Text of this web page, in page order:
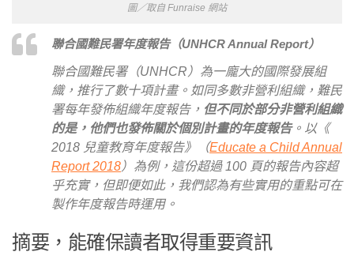
圖／取自 Funraise 網站
聯合國難民署年度報告（UNHCR Annual Report）
聯合國難民署（UNHCR）為一龐大的國際發展組
織，推行了數十項計畫。如同多數非營利組織，難民
署每年發佈組織年度報告， 但不同於部分非營利組織
的是，他們也發佈關於個別計畫的年度報告。以《
2018 兒童教育年度報告》（Educate a Child Annual
Report 2018）為例，這份超過 100 頁的報告內容超
乎充實，但即便如此，我們認為有些實用的重點可在
製作年度報告時運用。
摘要，能確保讀者取得重要資訊